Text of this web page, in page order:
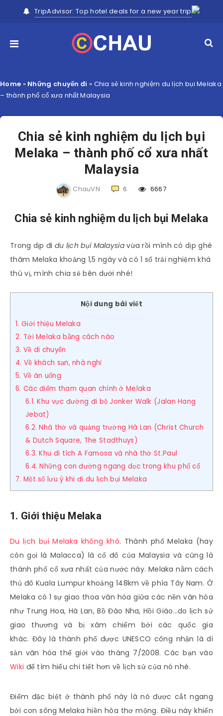
TripAdvisor: Top hotel deals for a new year trip
Home » Những chuyến đi » Chia sẻ kinh nghiệm du lịch bụi Melaka
– thành phố cổ xưa nhất Malaysia
Chia sẻ kinh nghiệm du lịch bụi
Melaka – thành phố cổ xưa nhất
Malaysia
ChauVN 6 6667
Chia sẻ kinh nghiệm du lịch bụi Melaka
Trong dịp đi du lịch bụi Malaysiavừa rồi mình có dịp ghé
thăm Melaka khoảng 1,5 ngày và có 1 số trải nghiệm khá
thú vị, mình chia sẻ bên dưới nhé!
Nội dung bài viết
1. Giới thiệu Melaka
2. Tới Melaka bằng cách nào
3. Về di chuyển
4. Về khách sạn, nhà nghỉ
5. Về ăn uống
6. Các điểm tham quan chính ở Melaka
6.1. Khu vực đường đi bộ Jonker Walk (Jalan Hang
Jebat)
6.2. Nhà thờ và quảng trường Hà Lan (Christ Church
& Dutch Square, The Stadthuys)
6.3. Khu di tích A Famosa và nhà thờ St.Paul
6.4. Những con đường ngang dọc trong khu phố cổ
7. Một số lưu ý khi đi du lịch bụi Melaka
1. Giới thiệu Melaka
Du lịch bụi Melaka không khó. Thành phố Melaka (hay
còn gọi là Malacca) là cố đô của Malaysia và cũng là
thành phố cổ xưa nhất của nước này. Melaka nằm cách
thủ đô Kuala Lumpur khoảng 148km về phía Tây Nam. Ở
Melaka có 1 sự giao thoa văn hóa giữa các nền văn hóa
như Trung Hoa, Hà Lan, Bồ Đào Nha, Hồi Giáo…do lịch sử
giao thương và bị xâm chiếm bởi các quốc gia
khác. Đây là thành phố được UNESCO công nhận là di
sản văn hóa thế giới vào tháng 7/2008. Các bạn vào
Wiki để tìm hiểu chi tiết hơn về lịch sử của nó nhé.
Điểm đặc biệt ở thành phố này là nó được cắt ngang
bởi con sông Melaka hiền hòa thơ mộng. Điều này khiến